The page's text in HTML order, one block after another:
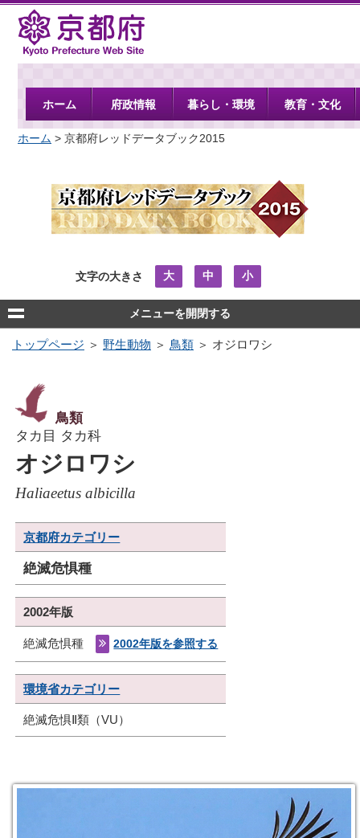
京都府
ホーム 府政情報 暮らし・環境 教育・文化
ホーム > 京都府レッドデータブック2015
文字の大きさ 大 中 小
メニューを開閉する
トップページ ＞ 野生動物 ＞ 鳥類 ＞ オジロワシ
鳥類
タカ目 タカ科
オジロワシ
Haliaeetus albicilla
京都府カテゴリー
絶滅危惧種
2002年版
絶滅危惧種 2002年版を参照する
環境省カテゴリー
絶滅危惧Ⅱ類（VU）